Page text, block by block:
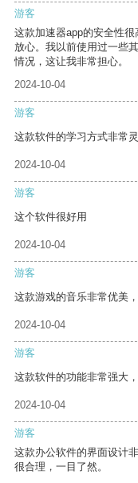
游客
这款加速器app的安全性
放心。我以前使用过一些
情况，这让我非常担心。
2024-10-04
游客
这款软件的学习方式非常
2024-10-04
游客
这个软件很好用
2024-10-04
游客
这款游戏的音乐非常优美
2024-10-04
游客
这款软件的功能非常强大
2024-10-04
游客
这款办公软件的界面设计
很合理，一目了然。